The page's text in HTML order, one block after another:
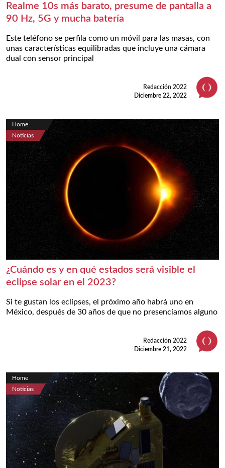
Realme 10s más barato, presume de pantalla a
90 Hz, 5G y mucha batería
Este teléfono se perfila como un móvil para las masas, con
unas características equilibradas que incluye una cámara
dual con sensor principal
Redacción 2022
Diciembre 22, 2022
Home
Noticias
¿Cuándo es y en qué estados será visible el
eclipse solar en el 2023?
Si te gustan los eclipses, el próximo año habrá uno en
México, después de 30 años de que no presenciamos alguno
Redacción 2022
Diciembre 21, 2022
Home
Noticias